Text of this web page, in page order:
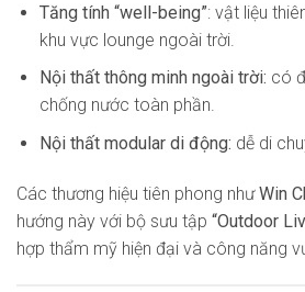
Tăng tính “well-being”: vật liệu
khu vực lounge ngoài trời.
Nội thất thông minh ngoài trời: có
chống nước toàn phần.
Nội thất modular di động: dễ di
Các thương hiệu tiên phong nhưWin
hướng này với bộ sưu tập “Outdoor
hợp thẩm mỹ hiện đại và công năng